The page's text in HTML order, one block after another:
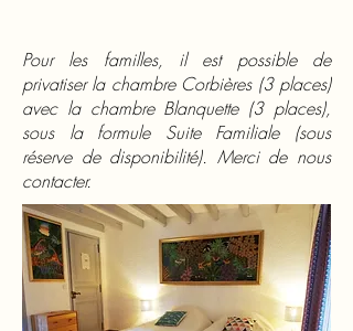
Pour les familles, il est possible de
privatiser la chambre Corbières (3 places)
avec la chambre Blanquette (3 places),
sous la formule Suite Familiale (sous
réserve de disponibilité). Merci de nous
contacter.